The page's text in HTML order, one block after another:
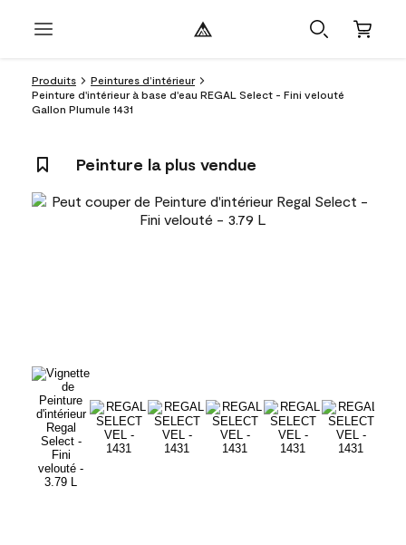
Produits
Peintures d’intérieur
Peinture d'intérieur à base d'eau REGAL Select - Fini velouté
Gallon Plumule 1431
Peinture la plus vendue